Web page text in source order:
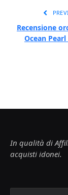
Recensione
Ocean
In qualità di
acquisti idonei.